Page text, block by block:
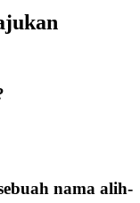
nama alih-